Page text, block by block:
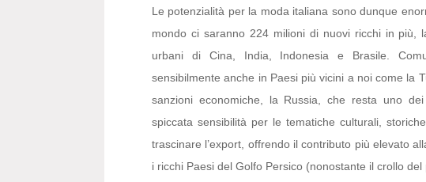
Le potenzialità per la moda italiana sono dunque
mondo ci saranno 224 milioni di nuovi ricchi in più,
urbani di Cina, India, Indonesia e Brasile.
sensibilmente anche in Paesi più vicini a noi come la
sanzioni economiche, la Russia, che resta uno
spiccata sensibilità per le tematiche culturali,
trascinare l’export, offrendo il contributo più elevato
i ricchi Paesi del Golfo Persico (nonostante il crollo del